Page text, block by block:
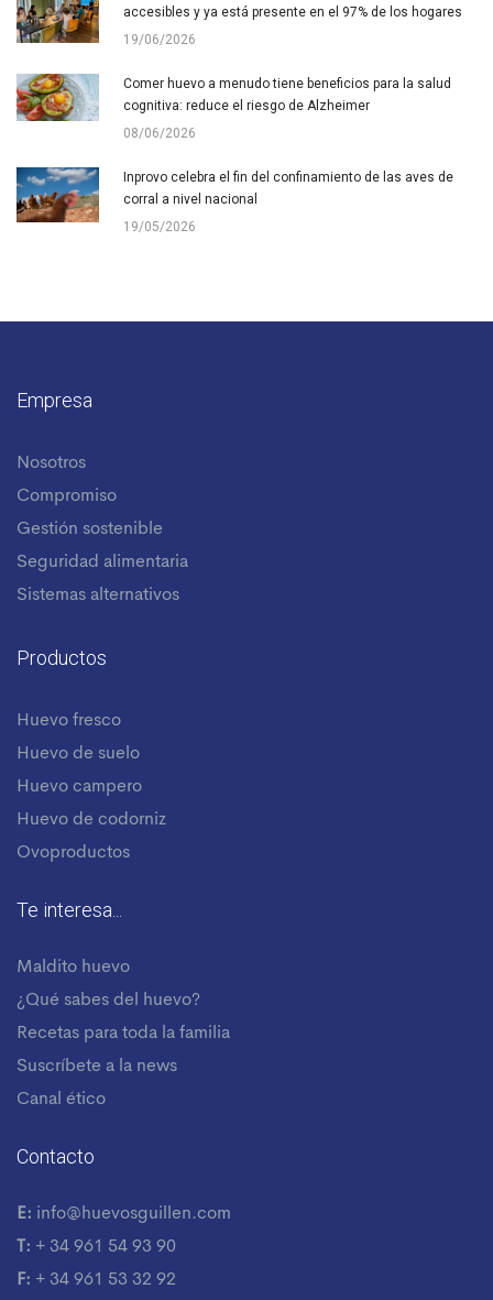
accesibles y ya está presente en el 97% de los hogares
19/06/2026
Comer huevo a menudo tiene beneficios para la salud
cognitiva: reduce el riesgo de Alzheimer
08/06/2026
Inprovo celebra el fin del confinamiento de las aves de
corral a nivel nacional
19/05/2026
Empresa
Nosotros
Compromiso
Gestión sostenible
Seguridad alimentaria
Sistemas alternativos
Productos
Huevo fresco
Huevo de suelo
Huevo campero
Huevo de codorniz
Ovoproductos
Te interesa...
Maldito huevo
¿Qué sabes del huevo?
Recetas para toda la familia
Suscríbete a la news
Canal ético
Contacto
E: info@huevosguillen.com
T: + 34 961 54 93 90
F: + 34 961 53 32 92